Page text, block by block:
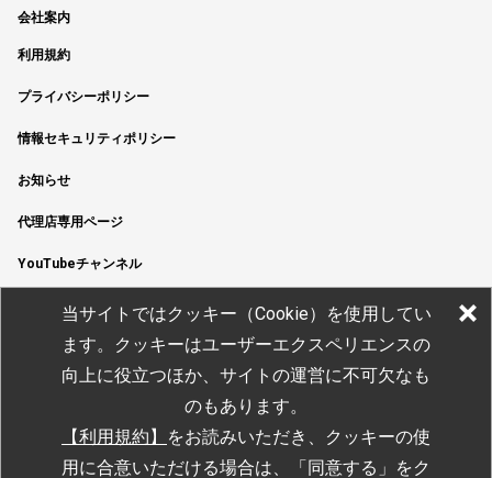
会社案内
利用規約
プライバシーポリシー
情報セキュリティポリシー
お知らせ
代理店専用ページ
YouTubeチャンネル
© JTEKT ELECTRONICS CORPORATION
当サイトではクッキー（Cookie）を使用してい
ます。クッキーはユーザーエクスペリエンスの
向上に役立つほか、サイトの運営に不可欠なも
のもあります。
【利用規約】
をお読みいただき 、クッキーの使
用に合意いただける場合は、「同意する」をク